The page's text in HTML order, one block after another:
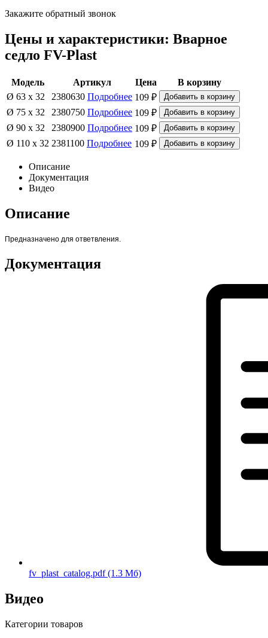
Закажите обратный звонок
Цены и характеристики: Вварное
седло FV-Plast
Модель Артикул Цена
В корзину
Ø 63 х 32
2380630 Подробнее 109 ₽
Ø 75 х 32
2380750 Подробнее 109 ₽
Ø 90 х 32
2380900 Подробнее 109 ₽
Ø 110 х 32 2381100 Подробнее 109 ₽
Описание
Документация
Видео
Описание
Предназначено для ответвления.
Документация
fv_plast_catalog.pdf(1.3 Мб)
Видео
Категории товаров